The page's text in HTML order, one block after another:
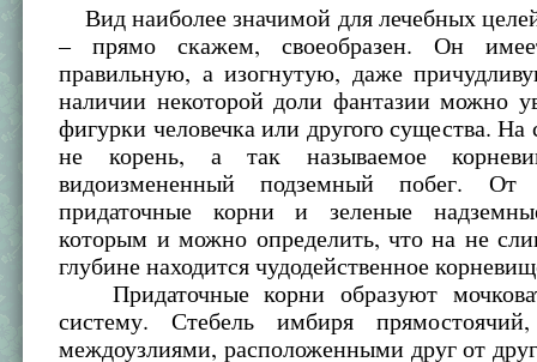
Вид наиболее значимой для лечебных
– прямо скажем, своеобразен. Он
правильную, а изогнутую, даже
наличии некоторой доли фантазии можно
фигурки человечка или другого существа. На
не корень, а так называемое
видоизмененный подземный побег. От
придаточные корни и зеленые
которым и можно определить, что на не
глубине находится чудодейственное
Придаточные корни образуют
систему. Стебель имбиря
междоузлиями, расположенными друг от